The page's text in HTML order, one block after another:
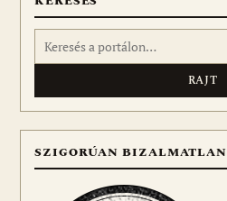
Keresés:
SZIGORÚAN BIZALMATLAN